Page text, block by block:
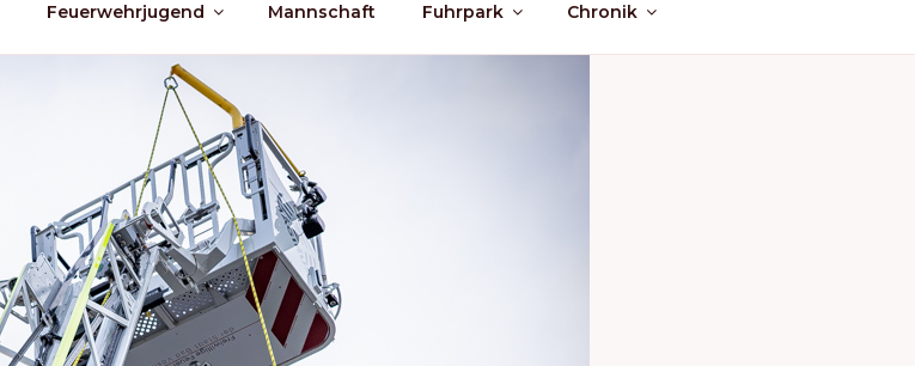
Feuerwehrjugend Mannschaft Fuhrpark Chronik